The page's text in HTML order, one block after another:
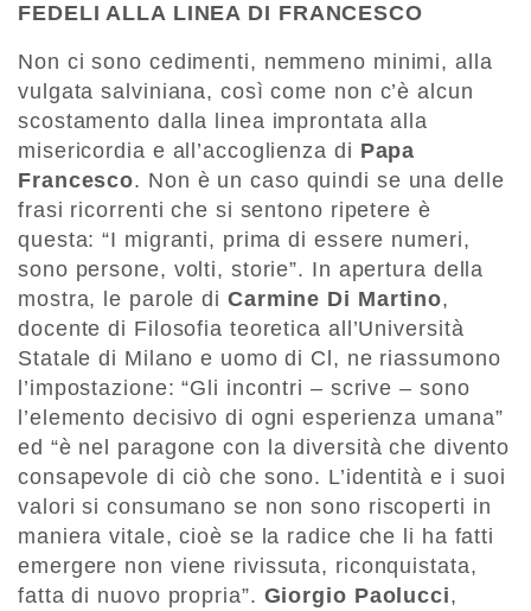
FEDELI ALLA LINEA DI FRANCESCO
Non ci sono cedimenti, nemmeno minimi, alla
vulgata salviniana, così come non c’è alcun
scostamento dalla linea improntata alla
misericordia e all’accoglienza di Papa
Francesco. Non è un caso quindi se una delle
frasi ricorrenti che si sentono ripetere è
questa: “I migranti, prima di essere numeri,
sono persone, volti, storie”. In apertura della
mostra, le parole di Carmine Di Martino,
docente di Filosofia teoretica all’Università
Statale di Milano e uomo di Cl, ne riassumono
l’impostazione: “Gli incontri – scrive – sono
l’elemento decisivo di ogni esperienza umana”
ed “è nel paragone con la diversità che divento
consapevole di ciò che sono. L’identità e i suoi
valori si consumano se non sono riscoperti in
maniera vitale, cioè se la radice che li ha fatti
emergere non viene rivissuta, riconquistata,
fatta di nuovo propria”. Giorgio Paolucci,